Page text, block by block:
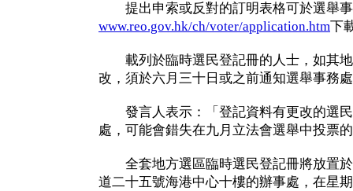
提出申索或反對的訂明表格可於選舉事
www.reo.gov.hk/ch/voter/application.htm下
載列於臨時選民登記冊的人士，如其地
改，須於六月三十日或之前通知選舉事務
發言人表示：「登記資料有更改的選民
處，可能會錯失在九月立法會選舉中投票
全套地方選區臨時選民登記冊將放置於
道二十五號海港中心十樓的辦事處，在星